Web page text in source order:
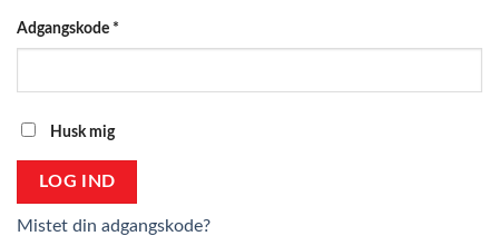
Adgangskode *
Husk mig
LOG IND
Mistet din adgangskode?